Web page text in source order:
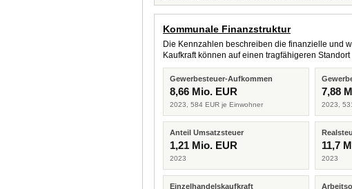
Kommunale Finanzstruktur
Die Kennzahlen beschreiben die finanzielle und
Kaufkraft können auf einen tragfähigeren
Gewerbesteuer-Aufkommen
8,66 Mio. EUR
2023, 584 EUR je Einwohner
7,88
2023,
Anteil Umsatzsteuer
1,21 Mio. EUR
2023
11,7
2023
Einzelhandelskaufkraft